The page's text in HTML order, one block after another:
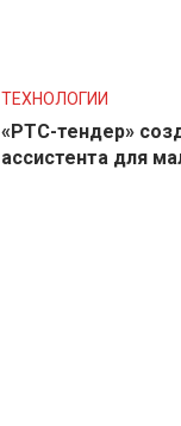
ТЕХНОЛОГИИ
«РТС-тендер»
ассистента для